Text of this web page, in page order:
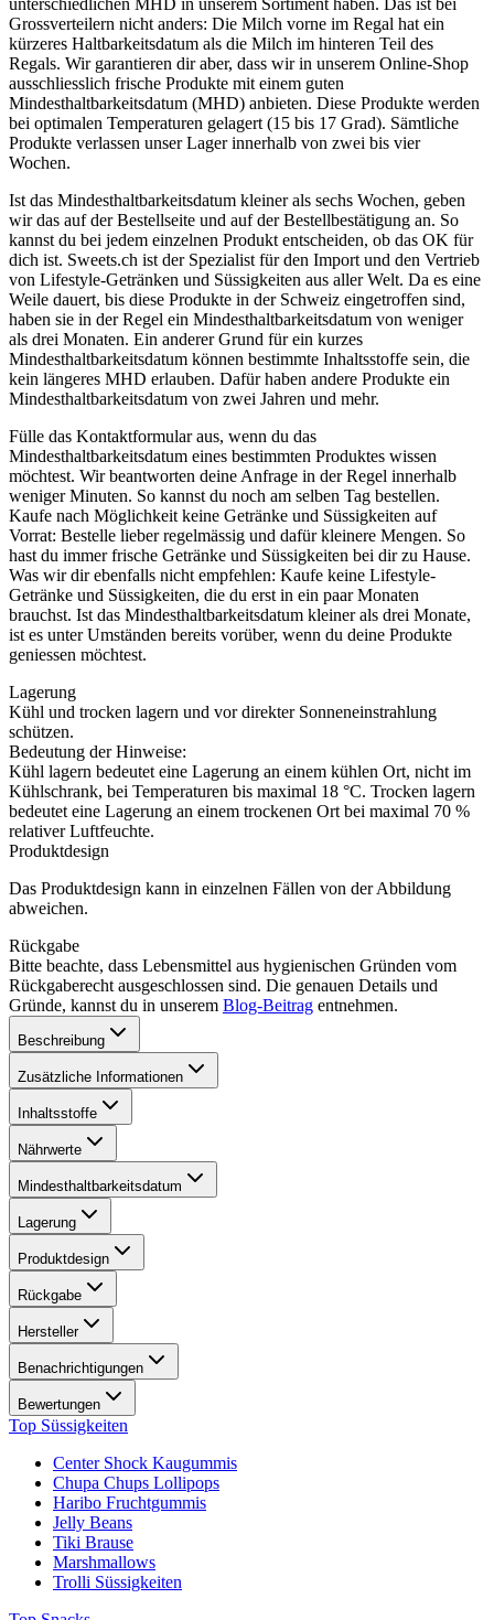
unterschiedlichen MHD in unserem Sortiment haben. Das ist bei
Grossverteilern nicht anders: Die Milch vorne im Regal hat ein
kürzeres Haltbarkeitsdatum als die Milch im hinteren Teil des
Regals. Wir garantieren dir aber, dass wir in unserem Online-Shop
ausschliesslich frische Produkte mit einem guten
Mindesthaltbarkeitsdatum (MHD) anbieten. Diese Produkte werden
bei optimalen Temperaturen gelagert (15 bis 17 Grad). Sämtliche
Produkte verlassen unser Lager innerhalb von zwei bis vier
Wochen.
Ist das Mindesthaltbarkeitsdatum kleiner als sechs Wochen, geben
wir das auf der Bestellseite und auf der Bestellbestätigung an. So
kannst du bei jedem einzelnen Produkt entscheiden, ob das OK für
dich ist. Sweets.ch ist der Spezialist für den Import und den Vertrieb
von Lifestyle-Getränken und Süssigkeiten aus aller Welt. Da es eine
Weile dauert, bis diese Produkte in der Schweiz eingetroffen sind,
haben sie in der Regel ein Mindesthaltbarkeitsdatum von weniger
als drei Monaten. Ein anderer Grund für ein kurzes
Mindesthaltbarkeitsdatum können bestimmte Inhaltsstoffe sein, die
kein längeres MHD erlauben. Dafür haben andere Produkte ein
Mindesthaltbarkeitsdatum von zwei Jahren und mehr.
Fülle das Kontaktformular aus, wenn du das
Mindesthaltbarkeitsdatum eines bestimmten Produktes wissen
möchtest. Wir beantworten deine Anfrage in der Regel innerhalb
weniger Minuten. So kannst du noch am selben Tag bestellen.
Kaufe nach Möglichkeit keine Getränke und Süssigkeiten auf
Vorrat: Bestelle lieber regelmässig und dafür kleinere Mengen. So
hast du immer frische Getränke und Süssigkeiten bei dir zu Hause.
Was wir dir ebenfalls nicht empfehlen: Kaufe keine Lifestyle-
Getränke und Süssigkeiten, die du erst in ein paar Monaten
brauchst. Ist das Mindesthaltbarkeitsdatum kleiner als drei Monate,
ist es unter Umständen bereits vorüber, wenn du deine Produkte
geniessen möchtest.
Lagerung
Kühl und trocken lagern und vor direkter Sonneneinstrahlung
schützen.
Bedeutung der Hinweise:
Kühl lagern bedeutet eine Lagerung an einem kühlen Ort, nicht im
Kühlschrank, bei Temperaturen bis maximal 18 °C. Trocken lagern
bedeutet eine Lagerung an einem trockenen Ort bei maximal 70 %
relativer Luftfeuchte.
Produktdesign
Das Produktdesign kann in einzelnen Fällen von der Abbildung
abweichen.
Rückgabe
Bitte beachte, dass Lebensmittel aus hygienischen Gründen vom
Rückgaberecht ausgeschlossen sind. Die genauen Details und
Gründe, kannst du in unserem Blog-Beitrag entnehmen.
Beschreibung
Zusätzliche Informationen
Inhaltsstoffe
Nährwerte
Mindesthaltbarkeitsdatum
Lagerung
Produktdesign
Rückgabe
Hersteller
Benachrichtigungen
Bewertungen
Top Süssigkeiten
Center Shock Kaugummis
Chupa Chups Lollipops
Haribo Fruchtgummis
Jelly Beans
Tiki Brause
Marshmallows
Trolli Süssigkeiten